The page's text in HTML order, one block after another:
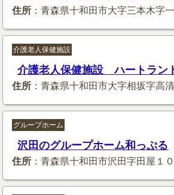
住所 ：青森県十和田市大字三本木字
介護老人保健施設
介護老人保健施設 ハートラン
住所 ：青森県十和田市大字相坂字高
グループホーム
沢田のグループホーム和っぷる
住所 ：青森県十和田市沢田字田屋１